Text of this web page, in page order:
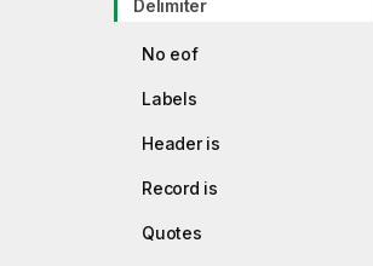
Delimiter
No eof
Labels
Header is
Record is
Quotes